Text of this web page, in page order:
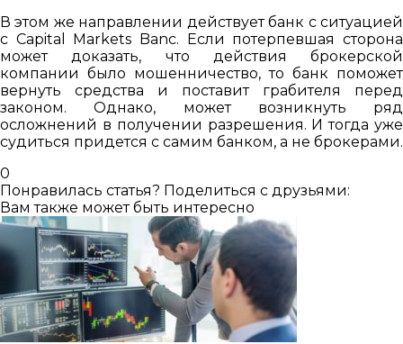
В этом же направлении действует банк с ситуацией
с Capital Markets Banc. Если потерпевшая сторона
может доказать, что действия брокерской
компании было мошенничество, то банк поможет
вернуть средства и поставит грабителя перед
законом. Однако, может возникнуть ряд
осложнений в получении разрешения. И тогда уже
судиться придется с самим банком, а не брокерами.
0
Понравилась статья? Поделиться с друзьями:
Вам также может быть интересно